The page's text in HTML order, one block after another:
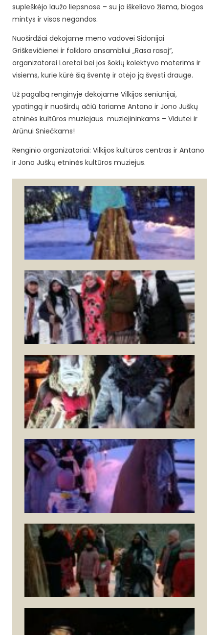
supleškėjo laužo liepsnose – su ja iškeliavo žiema, blogos
mintys ir visos negandos.
Nuoširdžiai dėkojame meno vadovei Sidonijai
Griškevičienei ir folkloro ansambliui „Rasa rasoj“,
organizatorei Loretai bei jos šokių kolektyvo moterims ir
visiems, kurie kūrė šią šventę ir atėjo ją švęsti drauge.
Už pagalbą renginyje dėkojame Vilkijos seniūnijai,
ypatingą ir nuoširdų ačiū tariame Antano ir Jono Juškų
etninės kultūros muziejaus muziejininkams – Vidutei ir
Arūnui Sniečkams!
Renginio organizatoriai: Vilkijos kultūros centras ir Antano
ir Jono Juškų etninės kultūros muziejus.